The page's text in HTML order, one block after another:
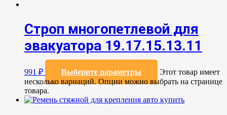
Строп многопетлевой для
эвакуатора 19.17.15.13.11
991 ₽ Выберите параметры
Этот товар имеет
несколько вариаций. Опции можно выбрать на странице
товара.